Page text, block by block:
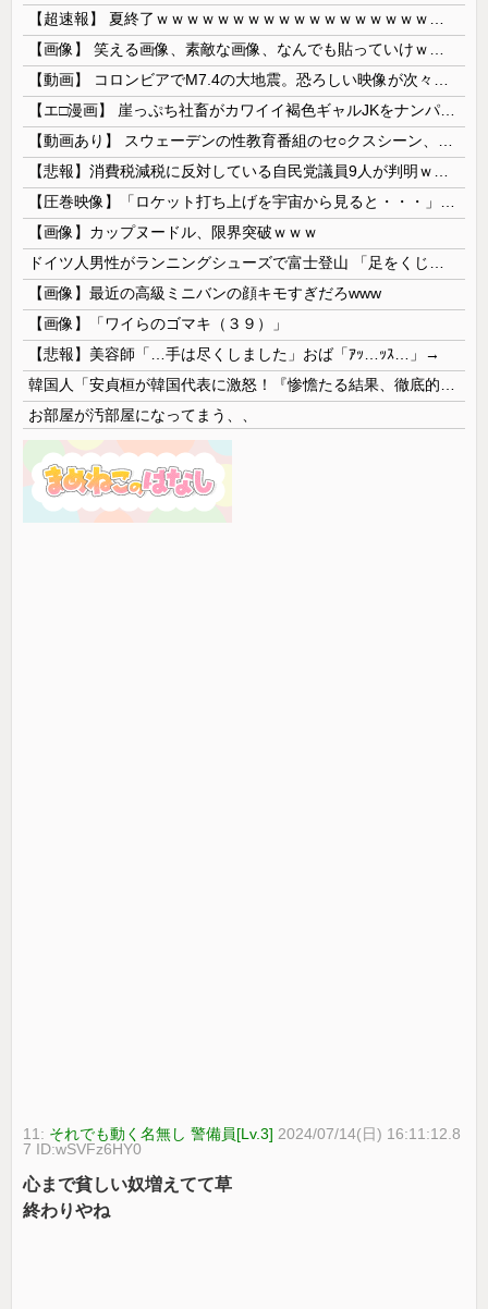
【画像】カップヌードル、限界突破ｗｗｗ
【画像】最近の高級ミニバンの顔キモすぎだろwww
【画像】「ワイらのゴマキ（３９）」
【悲報】美容師「…手は尽くしました」おば「ｱｯ…ｯｽ…」→
お部屋が汚部屋になってまう、、
11: それでも動く名無し 警備員[Lv.3] 2024/07/14(日) 16:11:12.8
7 ID:wSVFz6HY0
心まで貧しい奴増えてて草
終わりやね